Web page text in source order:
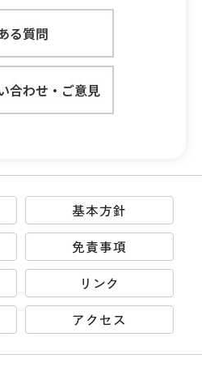
基本方針
免責事項
リンク
アクセス